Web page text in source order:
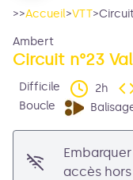
>>Accueil>VTT>
Ambert
Circuit n°23
Difficile 2h
Boucle
accès